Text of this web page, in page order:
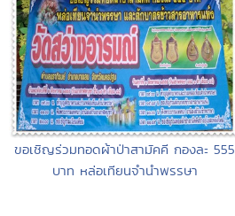
ขอเชิญร่วมทอดผ้าป่าสามัคคี กองละ 555
บาท หล่อเทียนจำนำพรรษา